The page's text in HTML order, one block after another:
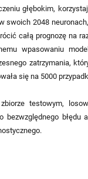
głębokim,
swoich 2048
całą prognozę na
wpasowaniu
zatrzymania,
się na 5000
testowym,
bezwzględnego